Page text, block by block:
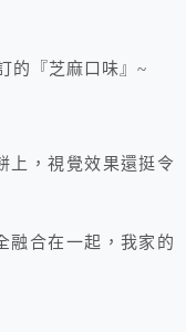
的『芝麻口味』~
上，視覺效果還挺令
融合在一起，我家的